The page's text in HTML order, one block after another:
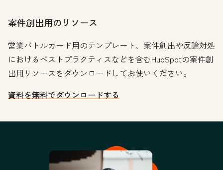
案件創出用のリソース
営業バトルカード用のテンプレート、案件創出や反論対処
におけるベストプラクティスなどを含むHubSpotの案件創
出用リソースをダウンロードしてお使いください。
資料を無料でダウンロードする